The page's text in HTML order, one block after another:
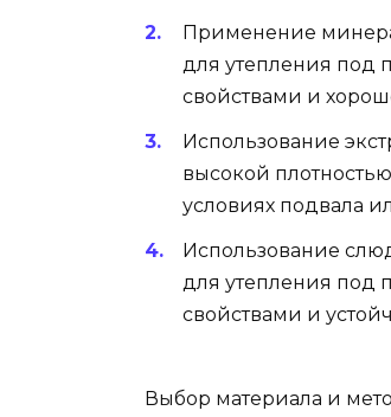
Применение
для утепления под
свойствами и
Использование
высокой
условиях подвала
Использование
для утепления под
свойствами и
Выбор материала и